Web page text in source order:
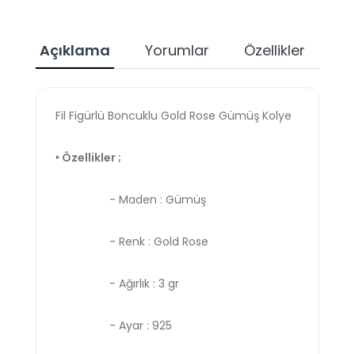
Açıklama Yorumlar Özellikler
Fil Figürlü Boncuklu Gold Rose Gümüş Kolye
‣ Özellikler ;
- Maden : Gümüş
- Renk : Gold Rose
- Ağırlık : 3 gr
- Ayar : 925